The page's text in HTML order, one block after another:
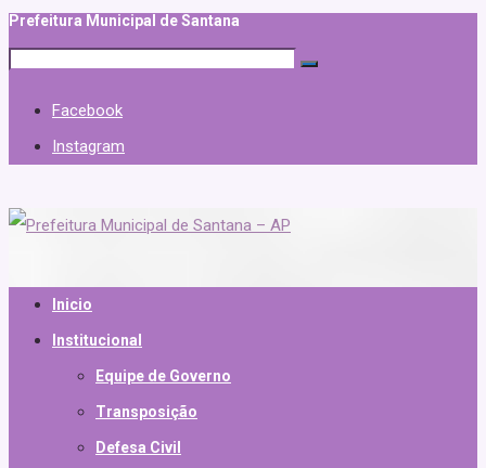
Prefeitura Municipal de Santana
Facebook
Instagram
Inicio
Institucional
Equipe de Governo
Transposição
Defesa Civil